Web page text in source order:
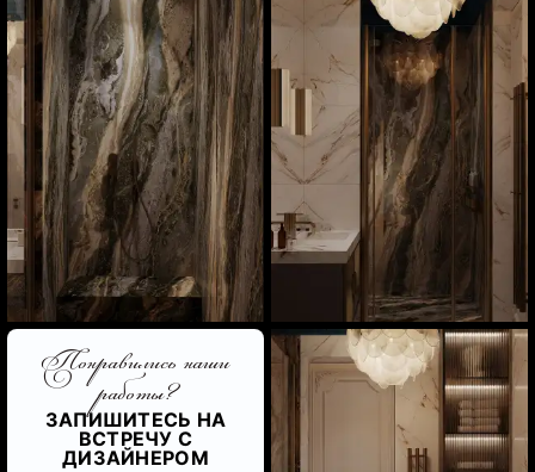
Понравились наши
работы?
ЗАПИШИТЕСЬ НА
ВСТРЕЧУ С
ДИЗАЙНЕРОМ